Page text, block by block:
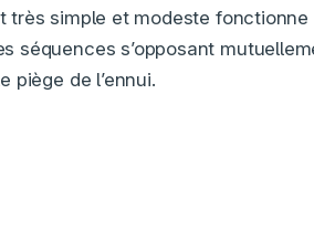
très simple et modeste fonctionne
séquences s’opposant
piège de l’ennui.